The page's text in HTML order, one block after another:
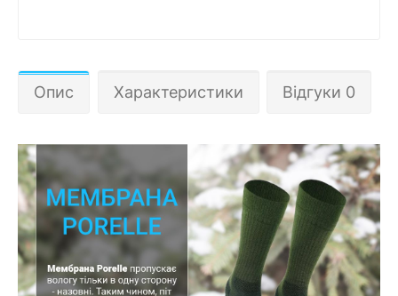
Опис Характеристики Відгуки 0